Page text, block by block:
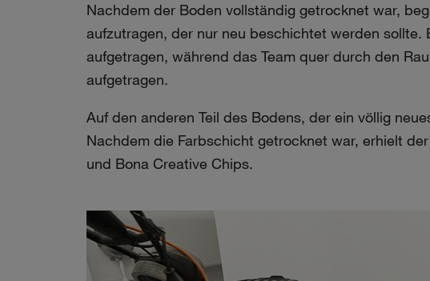
Nachdem der Boden vollständig getrocknet war,
aufzutragen, der nur neu beschichtet werden
aufgetragen, während das Team quer durch den
aufgetragen.
Auf den anderen Teil des Bodens, der ein völlig
Nachdem die Farbschicht getrocknet war, erhielt
und Bona Creative Chips.